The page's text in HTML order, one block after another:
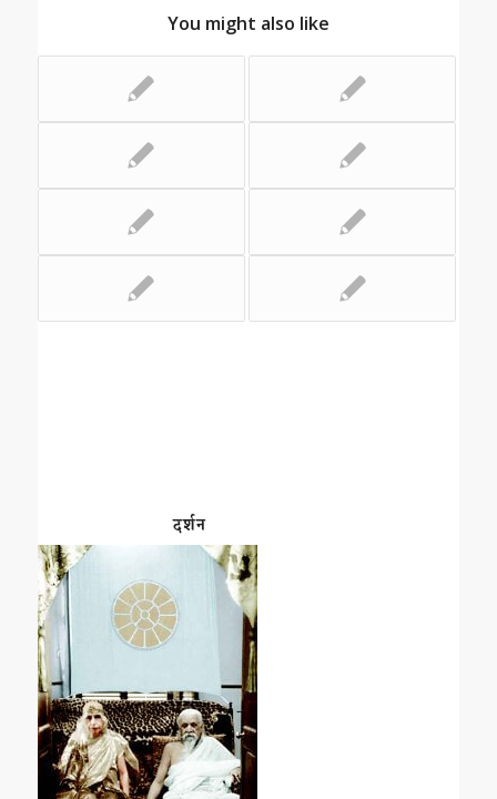
You might also like
दर्शन